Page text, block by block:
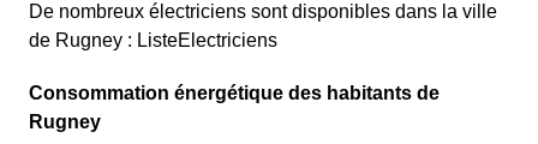
De nombreux électriciens sont disponibles dans la ville
de Rugney : ListeElectriciens
Consommation énergétique des habitants de
Rugney